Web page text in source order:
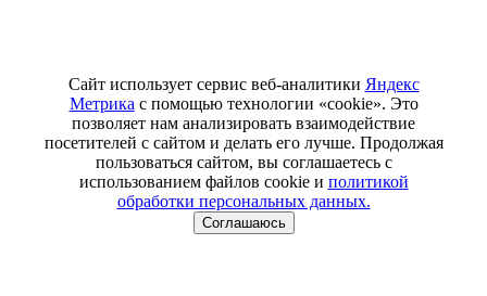
Сайт использует сервис веб-аналитики Яндекс
Метрика с помощью технологии «cookie». Это
позволяет нам анализировать взаимодействие
посетителей с сайтом и делать его лучше. Продолжая
пользоваться сайтом, вы соглашаетесь с
использованием файлов cookie и политикой
обработки персональных данных.
Соглашаюсь